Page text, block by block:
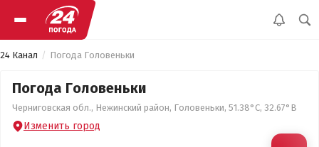
24 Канал Погода Головеньки
Погода Головеньки
Черниговская обл., Нежинский район, Головеньки, 51.38°С, 32.67°В
Изменить город